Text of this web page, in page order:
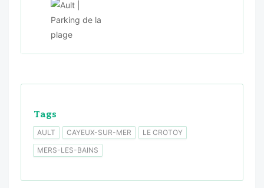
Tags
AULT CAYEUX-SUR-MER
LE CROTOY
MERS-LES-BAINS